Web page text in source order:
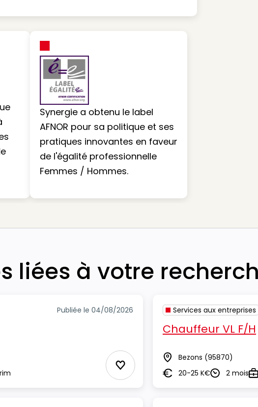
Synergie a obtenu le label
AFNOR pour sa politique et ses
pratiques innovantes en faveur
de l'égalité professionnelle
Femmes / Hommes.
liées à votre
Publiée le 04/08/2026
Ajouter aux Favoris
Services aux entreprises
Chauffeur VL F/H
Lieu Bezons (95870)
Salaire20-25 K€Durée2 mois